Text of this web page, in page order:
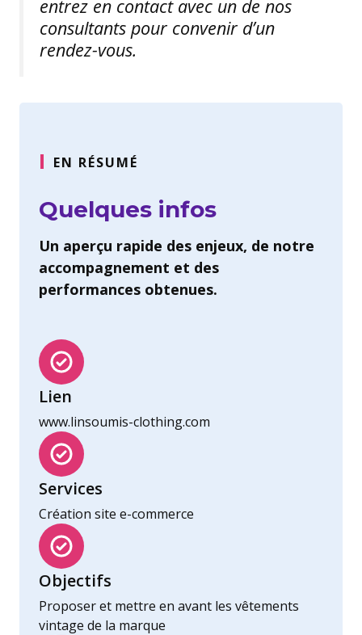
entrez en contact avec un de nos
consultants pour convenir d’un
rendez-vous.
EN RÉSUMÉ
Quelques infos
Un aperçu rapide des enjeux, de notre
accompagnement et des
performances obtenues.
Lien
www.linsoumis-clothing.com
Services
Création site e-commerce
Objectifs
Proposer et mettre en avant les vêtements
vintage de la marque